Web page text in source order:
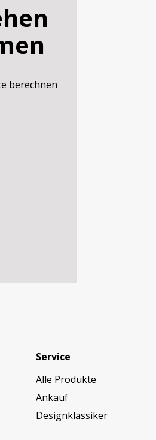
berechnen
Service
Alle Produkte
Ankauf
Designklassiker